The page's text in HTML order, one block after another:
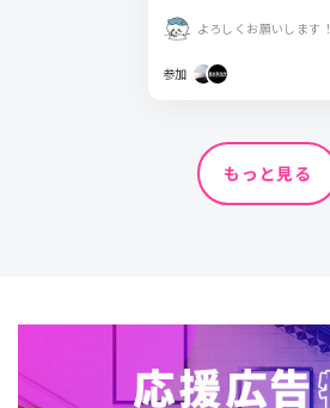
よろしくお願いします！
参加
もっと見る